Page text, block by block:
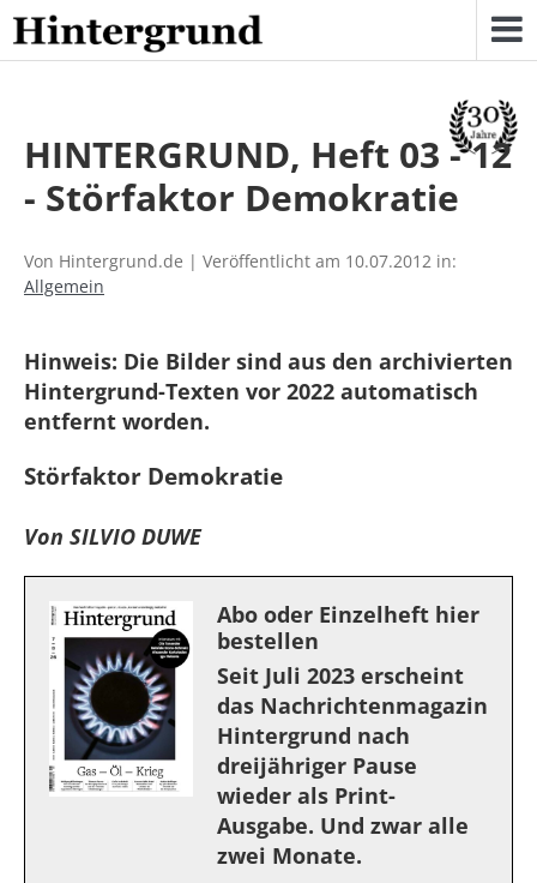
Skip
to
content
HINTERGRUND, Heft 03 - 12
- Störfaktor Demokratie
Von Hintergrund.de | Veröffentlicht am 10.07.2012 in:
Allgemein
Hinweis: Die Bilder sind aus den archivierten
Hintergrund-Texten vor 2022 automatisch
entfernt worden.
Störfaktor Demokratie
Von SILVIO DUWE
Abo oder Einzelheft hier
bestellen
Seit Juli 2023 erscheint
das Nachrichtenmagazin
Hintergrund nach
dreijähriger Pause
wieder als Print-
Ausgabe. Und zwar alle
zwei Monate.